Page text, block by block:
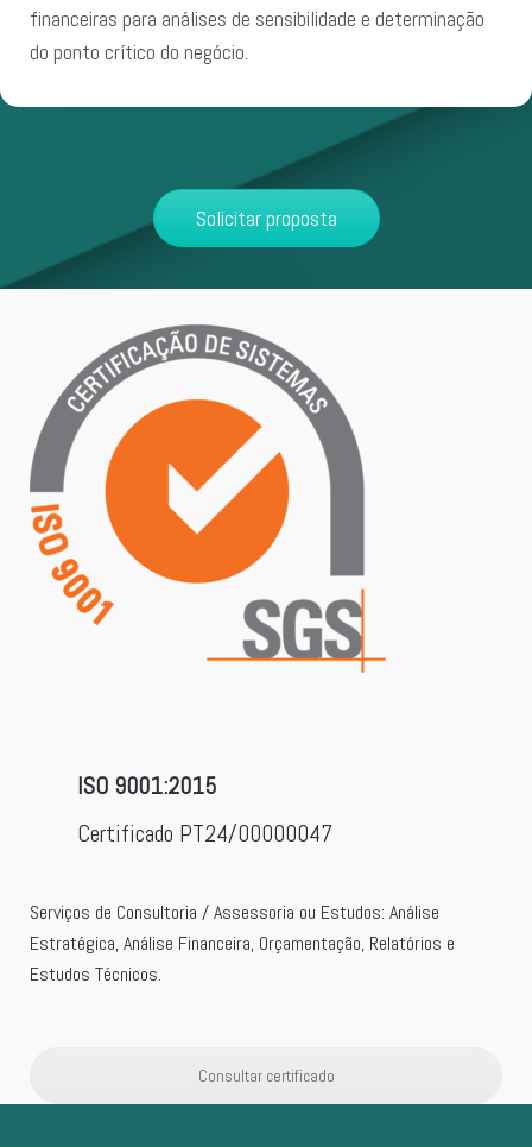
financeiras para análises de sensibilidade e determinação
do ponto crítico do negócio.
Solicitar proposta
ISO 9001:2015
Certificado PT24/00000047
Serviços de Consultoria / Assessoria ou Estudos: Análise
Estratégica, Análise Financeira, Orçamentação, Relatórios e
Estudos Técnicos.
Consultar certificado